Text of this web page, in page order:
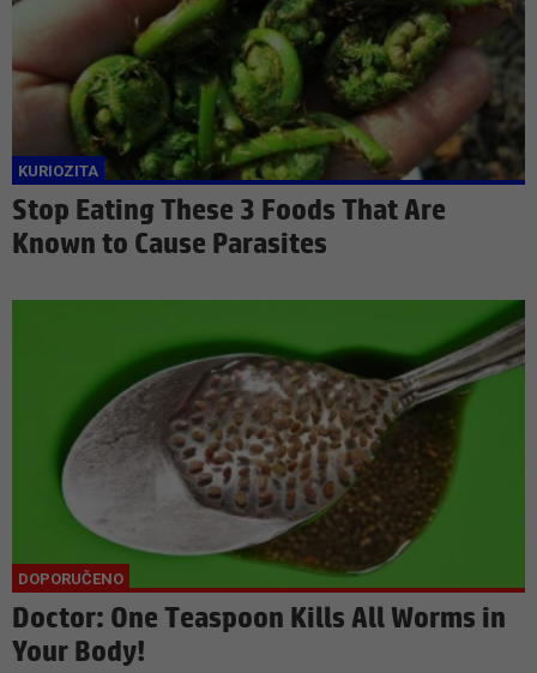
Stop Eating These 3 Foods That Are
Known to Cause Parasites
Doctor: One Teaspoon Kills All Worms in
Your Body!